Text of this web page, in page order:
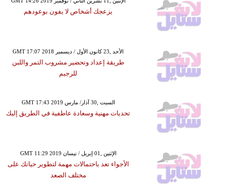
يزعجك أشخاص لا يفون بوعودهم
GMT 17:07 2018 الأحد ,23 كانون الأول / ديسمبر
طريقة إعداد وتحضير مشروب التمر واللبن
للرجيم
GMT 17:43 2019 السبت ,30 آذار/ مارس
تحديات مهنية وسعادة عاطفية في الطريق إليك
GMT 11:29 2019 الإثنين ,01 إبريل / نيسان
الأجواء تعد باحتمالات مهمة لتطوير حياتك على
مختلف الصعد